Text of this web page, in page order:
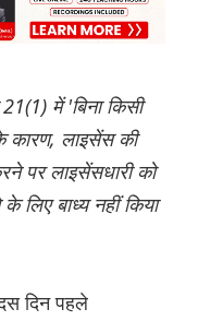
में 'बिना किसी
कारण, लाइसेंस की
पर लाइसेंसधारी को
लिए बाध्य नहीं किया
दिन पहले